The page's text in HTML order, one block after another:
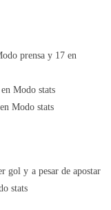
prensa y 17 en
Modo stats
Modo stats
gol y a pesar de apostar
stats